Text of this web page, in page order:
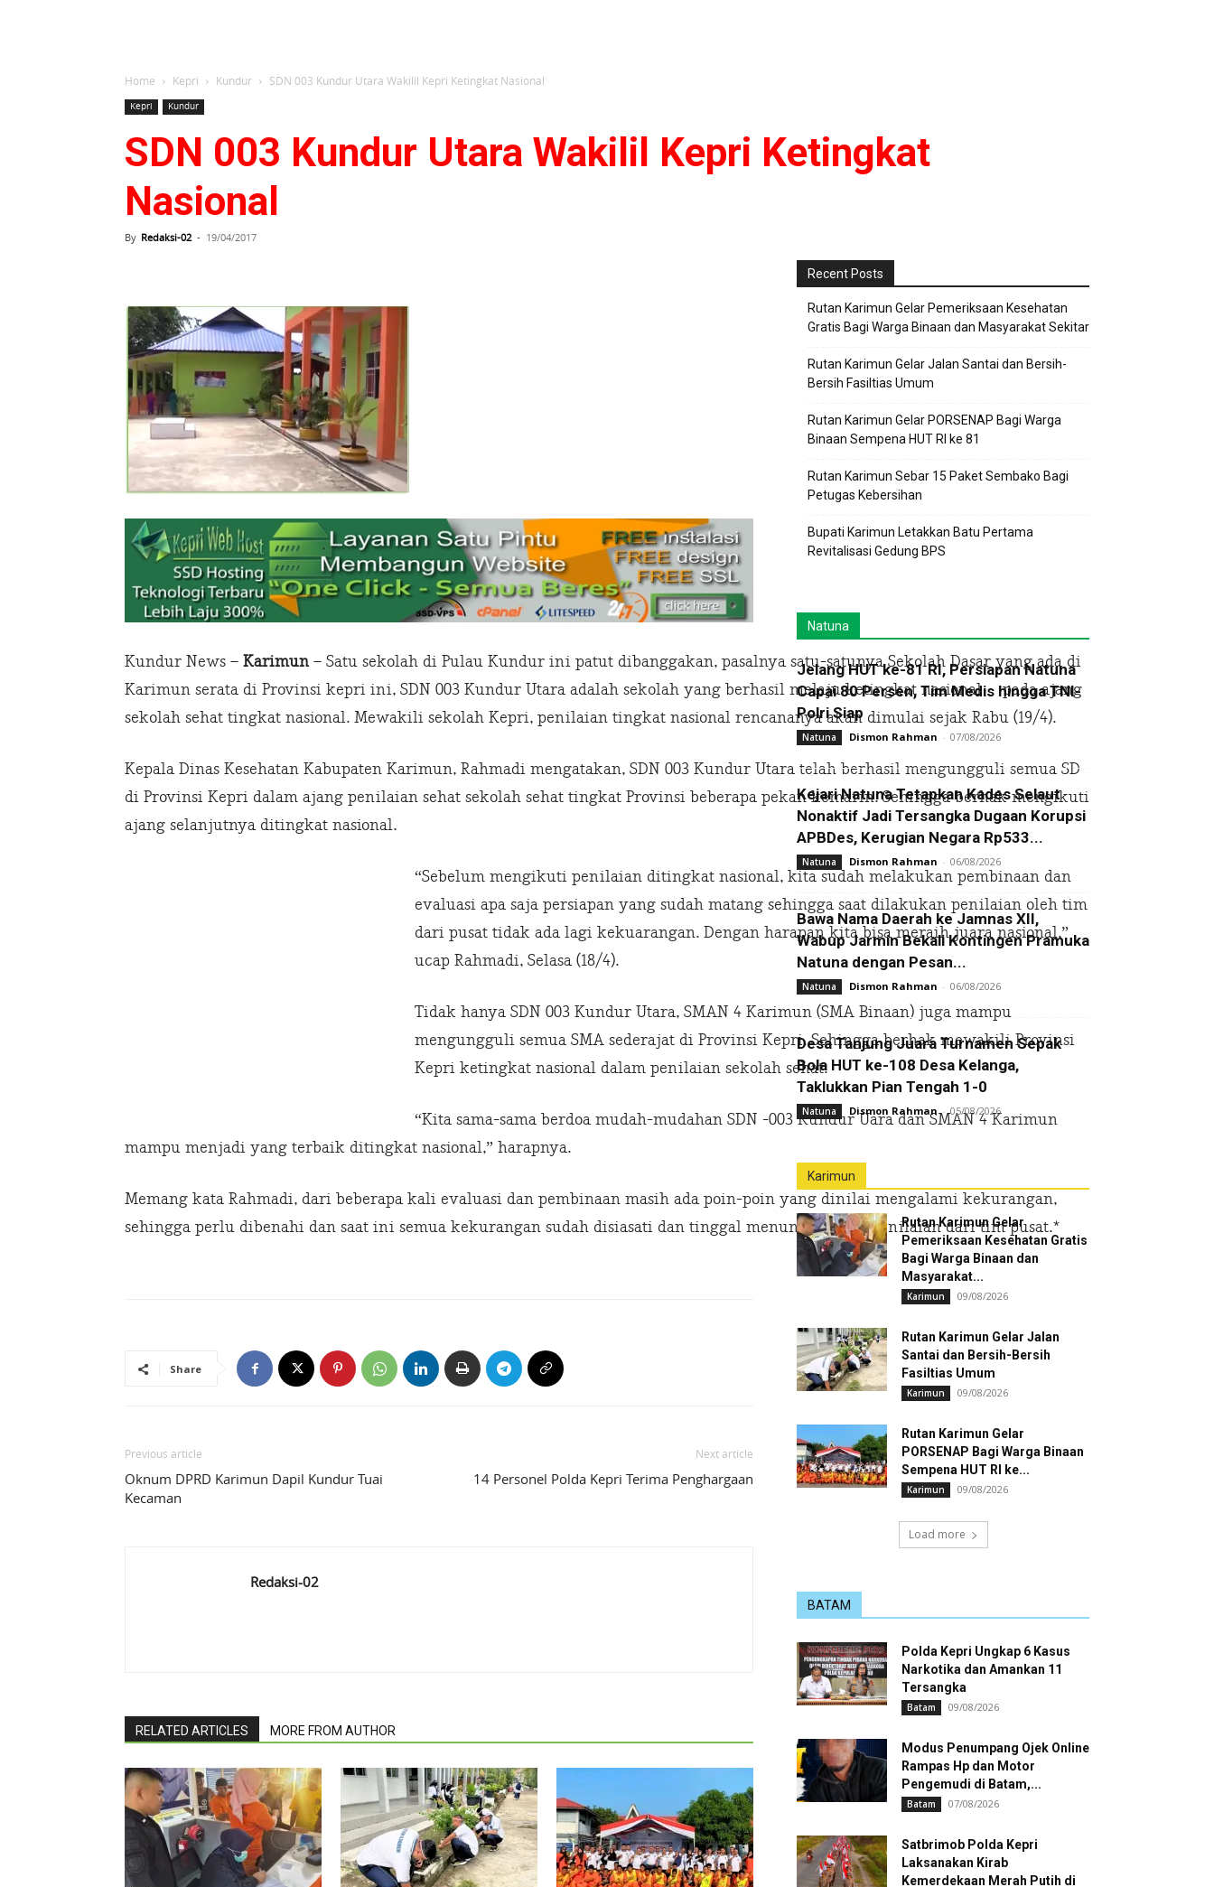
Home Kepri Kundur SDN 003 Kundur Utara Wakilil Kepri Ketingkat Nasional
Kepri Kundur
SDN 003 Kundur Utara Wakilil Kepri Ketingkat
Nasional
By Redaksi-02 - 19/04/2017
Kundur News – Karimun– Satu sekolah di Pulau Kundur ini patut dibanggakan, pasalnya satu-satunya Sekolah Dasar yang ada di
Karimun serata di Provinsi kepri ini, SDN 003 Kundur Utara adalah sekolah yang berhasil melaju ketingkat nasional pada ajang
sekolah sehat tingkat nasional. Mewakili sekolah Kepri, penilaian tingkat nasional rencananya akan dimulai sejak Rabu (19/4).
Kepala Dinas Kesehatan Kabupaten Karimun, Rahmadi mengatakan, SDN 003 Kundur Utara telah berhasil mengungguli semua SD
di Provinsi Kepri dalam ajang penilaian sehat sekolah sehat tingkat Provinsi beberapa pekan kemarin. Sehingga berhak mengikuti
ajang selanjutnya ditingkat nasional.
“Sebelum mengikuti penilaian ditingkat nasional, kita sudah melakukan pembinaan dan
evaluasi apa saja persiapan yang sudah matang sehingga saat dilakukan penilaian oleh tim
dari pusat tidak ada lagi kekuarangan. Dengan harapan kita bisa meraih juara nasional,”
ucap Rahmadi, Selasa (18/4).
Tidak hanya SDN 003 Kundur Utara, SMAN 4 Karimun (SMA Binaan) juga mampu
mengungguli semua SMA sederajat di Provinsi Kepri. Sehingga berhak mewakili Provinsi
Kepri ketingkat nasional dalam penilaian sekolah sehat.
“Kita sama-sama berdoa mudah-mudahan SDN -003 Kundur Uara dan SMAN 4 Karimun
mampu menjadi yang terbaik ditingkat nasional,” harapnya.
Memang kata Rahmadi, dari beberapa kali evaluasi dan pembinaan masih ada poin-poin yang dinilai mengalami kekurangan,
sehingga perlu dibenahi dan saat ini semua kekurangan sudah disiasati dan tinggal menunggu hasil penilaian dari tim pusat.*
Share
Previous article
Oknum DPRD Karimun Dapil Kundur Tuai
Kecaman
Next article
14 Personel Polda Kepri Terima Penghargaan
Redaksi-02
RELATED ARTICLES MORE FROM AUTHOR
Recent Posts
Rutan Karimun Gelar Pemeriksaan Kesehatan
Gratis Bagi Warga Binaan dan Masyarakat Sekitar
Rutan Karimun Gelar Jalan Santai dan Bersih-
Bersih Fasiltias Umum
Rutan Karimun Gelar PORSENAP Bagi Warga
Binaan Sempena HUT RI ke 81
Rutan Karimun Sebar 15 Paket Sembako Bagi
Petugas Kebersihan
Bupati Karimun Letakkan Batu Pertama
Revitalisasi Gedung BPS
Natuna
Jelang HUT ke-81 RI, Persiapan Natuna
Capai 80 Persen, Tim Medis hingga TNI-
Polri Siap
Natuna Dismon Rahman - 07/08/2026
Kejari Natuna Tetapkan Kades Selaut
Nonaktif Jadi Tersangka Dugaan Korupsi
APBDes, Kerugian Negara Rp533...
Natuna Dismon Rahman - 06/08/2026
Bawa Nama Daerah ke Jamnas XII,
Wabup Jarmin Bekali Kontingen Pramuka
Natuna dengan Pesan...
Natuna Dismon Rahman - 06/08/2026
Desa Tanjung Juara Turnamen Sepak
Bola HUT ke-108 Desa Kelanga,
Taklukkan Pian Tengah 1-0
Natuna Dismon Rahman - 05/08/2026
Karimun
Rutan Karimun Gelar
Pemeriksaan Kesehatan Gratis
Bagi Warga Binaan dan
Masyarakat...
Karimun 09/08/2026
Rutan Karimun Gelar Jalan
Santai dan Bersih-Bersih
Fasiltias Umum
Karimun 09/08/2026
Rutan Karimun Gelar
PORSENAP Bagi Warga Binaan
Sempena HUT RI ke...
Karimun 09/08/2026
Load more
BATAM
Polda Kepri Ungkap 6 Kasus
Narkotika dan Amankan 11
Tersangka
Batam 09/08/2026
Modus Penumpang Ojek Online
Rampas Hp dan Motor
Pengemudi di Batam,...
Batam 07/08/2026
Satbrimob Polda Kepri
Laksanakan Kirab
Kemerdekaan Merah Putih di